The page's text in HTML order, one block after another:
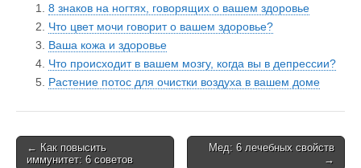
8 знаков на ногтях, говорящих о вашем здоровье
Что цвет мочи говорит о вашем здоровье?
Ваша кожа и здоровье
Что происходит в вашем мозгу, когда вы в депрессии?
Растение потос для очистки воздуха в вашем доме
Post navigation
← Как повысить
иммунитет: 6 советов
Мед: 6 лечебных свойств
→